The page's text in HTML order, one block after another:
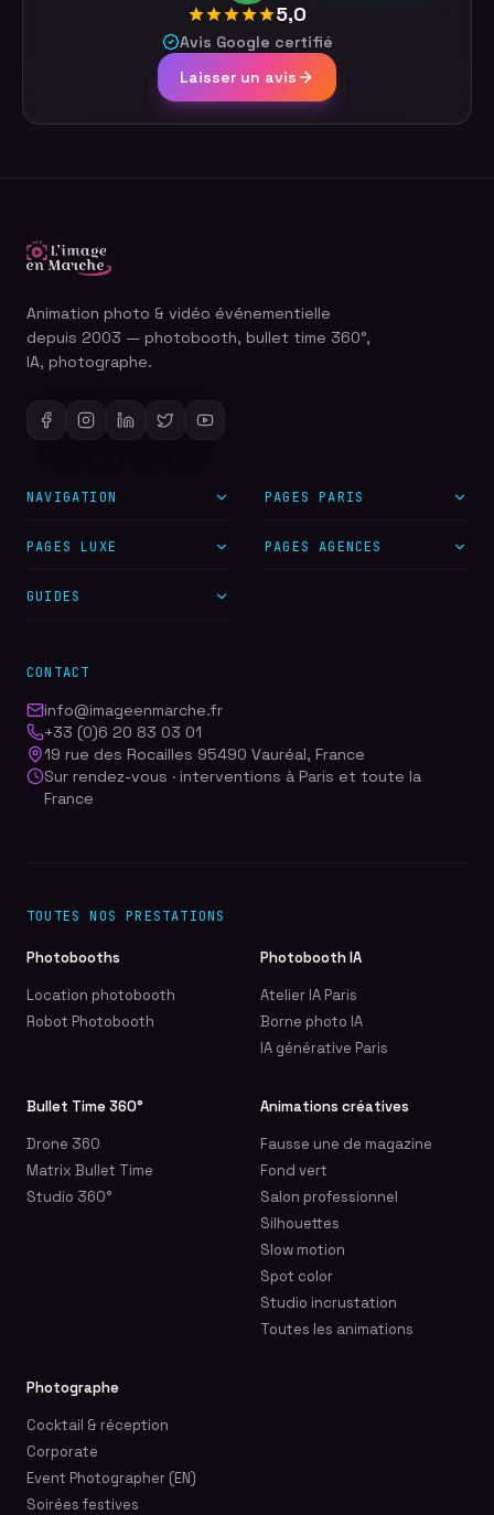
5,0
Avis Google certifié
Laisser un avis
Animation photo & vidéo événementielle
depuis 2003 — photobooth, bullet time 360°,
IA, photographe.
NAVIGATION PAGES PARIS
PAGES LUXE PAGES AGENCES
GUIDES
CONTACT
info@imageenmarche.fr
+33 (0)6 20 83 03 01
19 rue des Rocailles 95490 Vauréal, France
Sur rendez-vous · interventions à Paris et toute la
France
TOUTES NOS PRESTATIONS
Photobooths
Location photobooth
Robot Photobooth
Photobooth IA
Atelier IA Paris
Borne photo IA
IA générative Paris
Bullet Time 360°
Drone 360
Matrix Bullet Time
Studio 360°
Animations créatives
Fausse une de magazine
Fond vert
Salon professionnel
Silhouettes
Slow motion
Spot color
Studio incrustation
Toutes les animations
Photographe
Cocktail & réception
Corporate
Event Photographer (EN)
Soirées festives